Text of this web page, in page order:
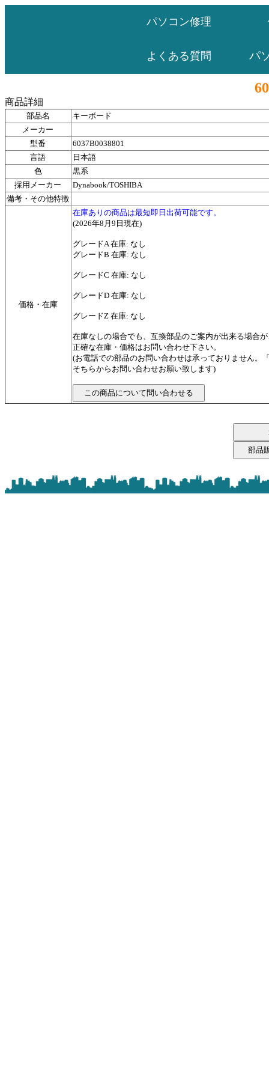
パソコン修理
よくある質問 パ
商品詳細
部品名
キーボード
メーカー
型番
6037B0038801
言語
日本語
色
黒系
採用メーカー
Dynabook/TOSHIBA
備考・その他特徴
価格・在庫
在庫ありの商品は最短即日出荷可能です。
(2026年8月9日現在)
グレードA 在庫: なし
グレードB 在庫: なし
グレードC 在庫: なし
グレードD 在庫: なし
グレードZ 在庫: なし
在庫なしの場合でも、互換部品のご案内が出来る場合
正確な在庫・価格はお問い合わせ下さい。
(お電話での部品のお問い合わせは承っておりません。
そちらからお問い合わせお願い致します)